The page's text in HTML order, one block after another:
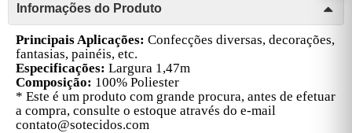
Informações do Produto
Principais Aplicações: Confecções diversas, decorações,
fantasias, painéis, etc.
Especificações: Largura 1,47m
Composição: 100% Poliester
* Este é um produto com grande procura, antes de efetuar
a compra, consulte o estoque através do e-mail
contato@sotecidos.com